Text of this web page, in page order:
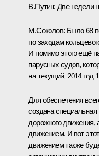
В.Путин: Две недели
М.Соколов: Было 68
по заходам
И помимо этого ещё
парусных судов,
на текущий, 2014 год
Для обеспечения
создана специальная
дорожного движения,
движением. И вот
движением также